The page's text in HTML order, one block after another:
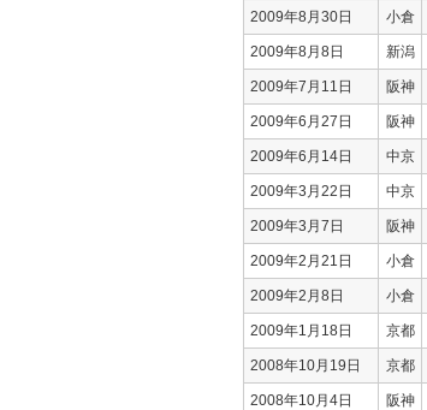
2009年8月30日 小倉
2009年8月8日 新潟
2009年7月11日 阪神
2009年6月27日 阪神
2009年6月14日 中京
2009年3月22日 中京
2009年3月7日 阪神
2009年2月21日 小倉
2009年2月8日 小倉
2009年1月18日 京都
2008年10月19日 京都
2008年10月4日 阪神